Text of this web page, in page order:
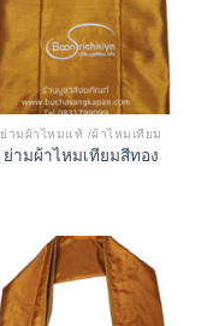
ย่ามผ้าไหมแท้ /ผ้าไหมเทียม
ย่ามผ้าไหมเทียมสีทอง